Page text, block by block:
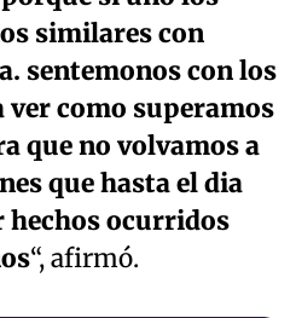
similares con
sentemonos con los
como superamos
que no volvamos a
que hasta el dia
hechos ocurridos
“, afirmó.